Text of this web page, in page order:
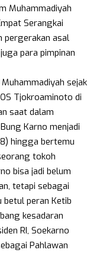
Muhammadiyah
Serangkai
pergerakan asal
para pimpinan
sejak
Tjokroaminoto di
saat dalam
Karno menjadi
hingga bertemu
tokoh
bisa jadi belum
tetapi sebagai
peran Ketib
kesadaran
RI, Soekarno
Pahlawan